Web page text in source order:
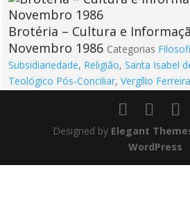
Brotéria – Cultura e
Novembro 1986 Categorias
Subsidiariedade, Religião, Santa Isabel
Teológico Pós-Conciliar, Vergílio Ferreira
Designed by Elegant
WordPress